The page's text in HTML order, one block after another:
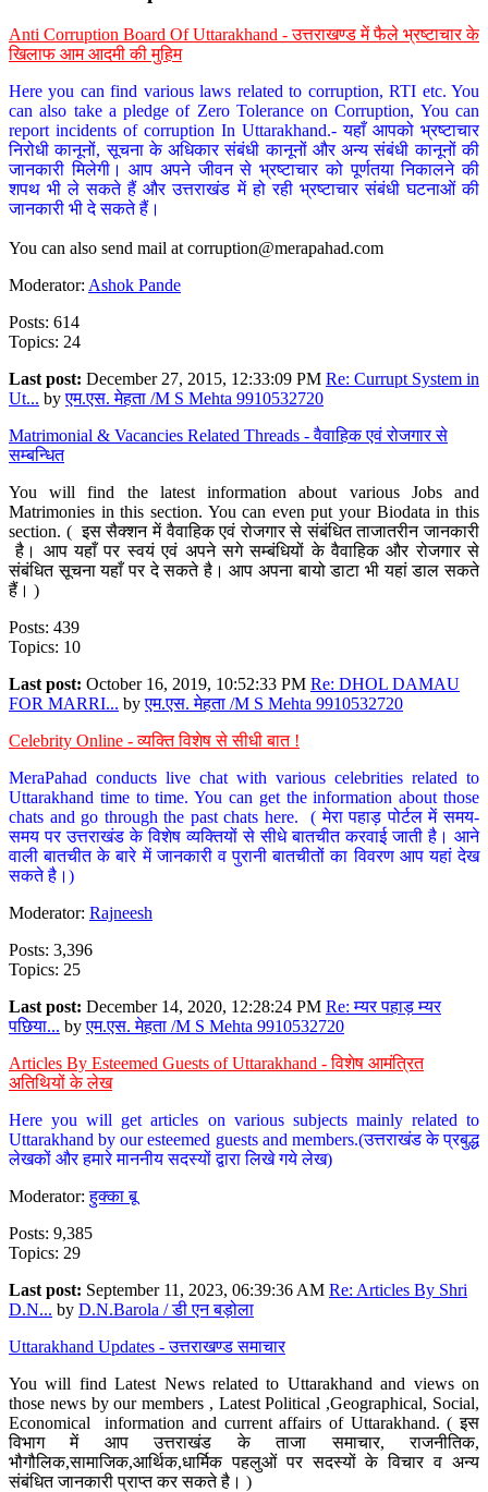
Anti Corruption Board Of Uttarakhand - उत्तराखण्ड में फैले भ्रष्टाचार के
खिलाफ आम आदमी की मुहिम
Here you can find various laws related to corruption, RTI etc. You
can also take a pledge of Zero Tolerance on Corruption, You can
report incidents of corruption In Uttarakhand.- यहाँ आपको भ्रष्टाचार
निरोधी कानूनों, सूचना के अधिकार संबंधी कानूनों और अन्य संबंधी कानूनों की
जानकारी मिलेगी। आप अपने जीवन से भ्रष्टाचार को पूर्णतया निकालने की
शपथ भी ले सकते हैं और उत्तराखंड में हो रही भ्रष्टाचार संबंधी घटनाओं की
जानकारी भी दे सकते हैं।
You can also send mail at corruption@merapahad.com
Moderator: Ashok Pande
Posts: 614
Topics: 24
Last post: December 27, 2015, 12:33:09 PM Re: Currupt System in
Ut... byएम.एस. मेहता /M S Mehta 9910532720
Matrimonial & Vacancies Related Threads - वैवाहिक एवं रोजगार से
सम्बन्धित
You will find the latest information about various Jobs and
Matrimonies in this section. You can even put your Biodata in this
section. ( इस सैक्शन में वैवाहिक एवं रोजगार से संबंधित ताजातरीन जानकारी
है। आप यहाँ पर स्वयं एवं अपने सगे सम्बंधियों के वैवाहिक और रोजगार से
संबंधित सूचना यहाँ पर दे सकते है। आप अपना बायो डाटा भी यहां डाल सकते
हैं। )
Posts: 439
Topics: 10
Last post: October 16, 2019, 10:52:33 PM Re: DHOL DAMAU
FOR MARRI... byएम.एस. मेहता /M S Mehta 9910532720
Celebrity Online - व्यक्ति विशेष से सीधी बात !
MeraPahad conducts live chat with various celebrities related to
Uttarakhand time to time. You can get the information about those
chats and go through the past chats here. ( मेरा पहाड़ पोर्टल में समय-
समय पर उत्तराखंड के विशेष व्यक्तियों से सीधे बातचीत करवाई जाती है। आने
वाली बातचीत के बारे में जानकारी व पुरानी बातचीतों का विवरण आप यहां देख
सकते है।)
Moderator: Rajneesh
Posts: 3,396
Topics: 25
Last post: December 14, 2020, 12:28:24 PM Re: म्यर पहाड़ म्यर
पछिया... byएम.एस. मेहता /M S Mehta 9910532720
Articles By Esteemed Guests of Uttarakhand - विशेष आमंत्रित
अतिथियों के लेख
Here you will get articles on various subjects mainly related to
Uttarakhand by our esteemed guests and members.(उत्तराखंड के प्रबुद्ध
लेखकों और हमारे माननीय सदस्यों द्वारा लिखे गये लेख)
Moderator:हुक्का बू
Posts: 9,385
Topics: 29
Last post: September 11, 2023, 06:39:36 AM Re: Articles By Shri
D.N... by D.N.Barola / डी एन बड़ोला
Uttarakhand Updates - उत्तराखण्ड समाचार
You will find Latest News related to Uttarakhand and views on
those news by our members , Latest Political ,Geographical, Social,
Economical information and current affairs of Uttarakhand. ( इस
विभाग में आप उत्तराखंड के ताजा समाचार, राजनीतिक,
भौगौलिक,सामाजिक,आर्थिक,धार्मिक पहलुओं पर सदस्यों के विचार व अन्य
संबंधित जानकारी प्राप्त कर सकते है। )